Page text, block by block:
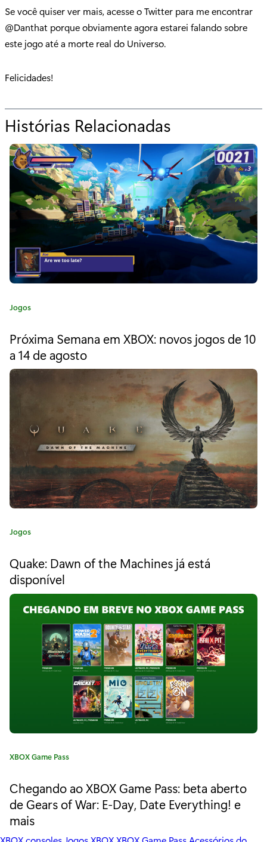
Se você quiser ver mais, acesse o Twitter para me encontrar
@Danthat porque obviamente agora estarei falando sobre
este jogo até a morte real do Universo.
Felicidades!
Histórias Relacionadas
a
r
a
"
L
i
f
h
e
C
l
o
c
k
o
r
k
G
o
d
c
h
e
p
a
r
C
e
g
o
Jogos
Próxima Semana em XBOX: novos jogos de 10
a 14 de agosto
C
e
g
o
Jogos
Quake: Dawn of the Machines já está
disponível
C
e
g
o
XBOX Game Pass
Chegando ao XBOX Game Pass: beta aberto
de Gears of War: E-Day, Date Everything! e
mais